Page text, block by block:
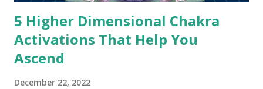
5 Higher Dimensional Chakra
Activations That Help You
Ascend
December 22, 2022